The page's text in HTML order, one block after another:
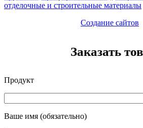
отделочные и строительные материалы
Создание сайтов
Заказать
Продукт
Ваше имя (обязательно)